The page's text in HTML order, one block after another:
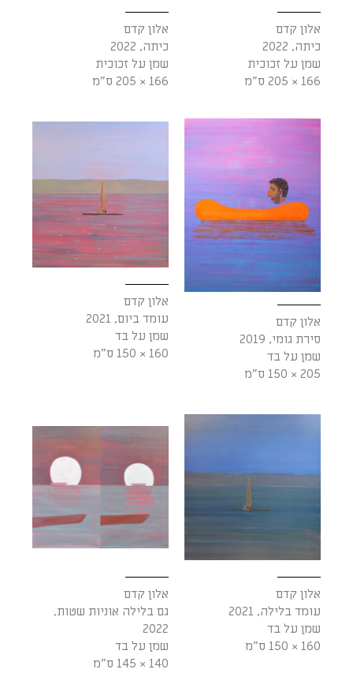
אלון קדם
כיתה, 2022
שמן על זכוכית
166 × 205 ס"מ
אלון קדם
כיתה, 2022
שמן על זכוכית
166 × 205 ס"מ
אלון קדם
סירת גומי, 2019
שמן על בד
205 × 150 ס"מ
אלון קדם
עומד ביום, 2021
שמן על בד
160 × 150 ס"מ
אלון קדם
עומד בלילה, 2021
שמן על בד
160 × 150 ס"מ
אלון קדם
גם בלילה אוניות שטות,
2022
שמן על בד
140 × 145 ס"מ